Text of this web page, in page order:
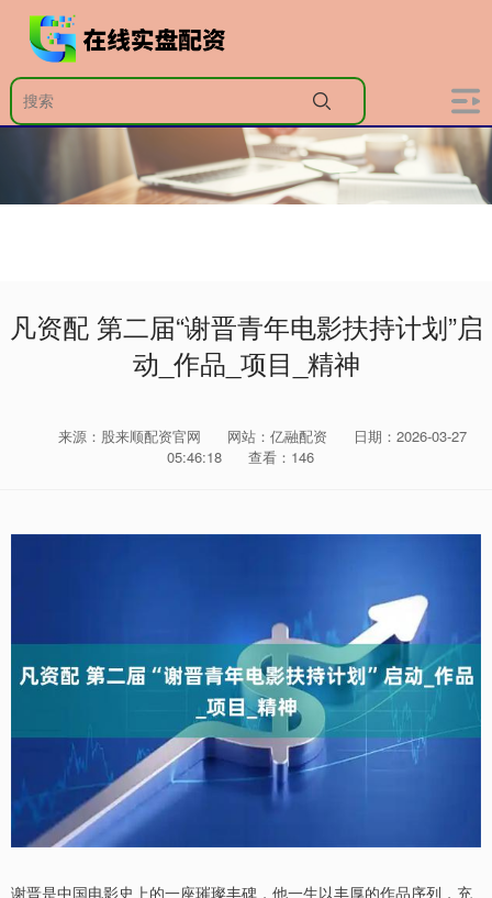
凡资配 第二届“谢晋青年电影扶持计划”启
动_作品_项目_精神
来源：股来顺配资官网 网站：亿融配资
日期：2026-03-27
05:46:18
查看：146
谢晋是中国电影史上的一座璀璨丰碑，他一生以丰厚的作品序列，充